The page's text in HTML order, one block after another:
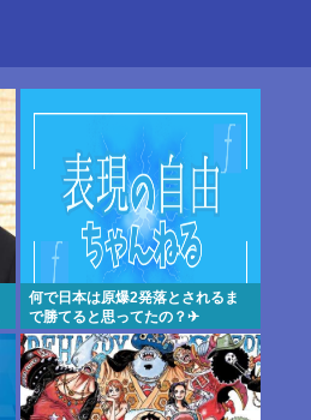
何で日本は原爆2発落とされるま
で勝てると思ってたの？‎✈